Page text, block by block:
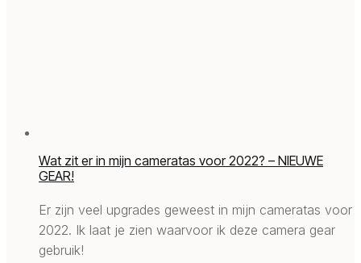
Wat zit er in mijn cameratas voor 2022? – NIEUWE
GEAR!
Er zijn veel upgrades geweest in mijn cameratas voor
2022. Ik laat je zien waarvoor ik deze camera gear
gebruik!